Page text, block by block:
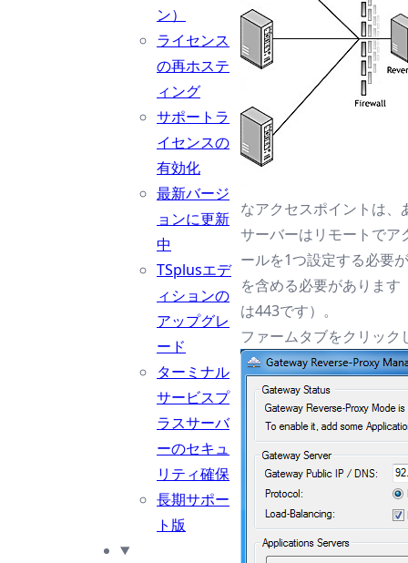
ン）
ライセンス
の再ホステ
ィング
サポートラ
イセンスの
有効化
最新バージ
ョンに更新
中
TSplusエデ
ィションの
アップグレ
ード
ターミナル
サービスプ
ラスサーバ
ーのセキュ
リティ確保
長期サポー
ト版
なアクセスポイントは
サーバーはリモートでア
ールを1つ設定する必要
を含める必要がありま
は443です）。
ファームタブをクリッ